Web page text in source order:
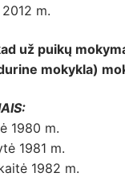
m.
už puikų
mokykla)
1980 m.
1981 m.
1982 m.